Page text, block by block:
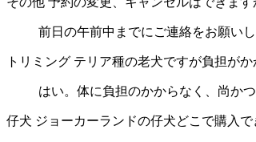
前日の午前中までにご連絡をお願い
トリミング テリア種の老犬ですが負担が
はい。体に負担のかからなく、尚か
仔犬 ジョーカーランドの仔犬どこで購入で